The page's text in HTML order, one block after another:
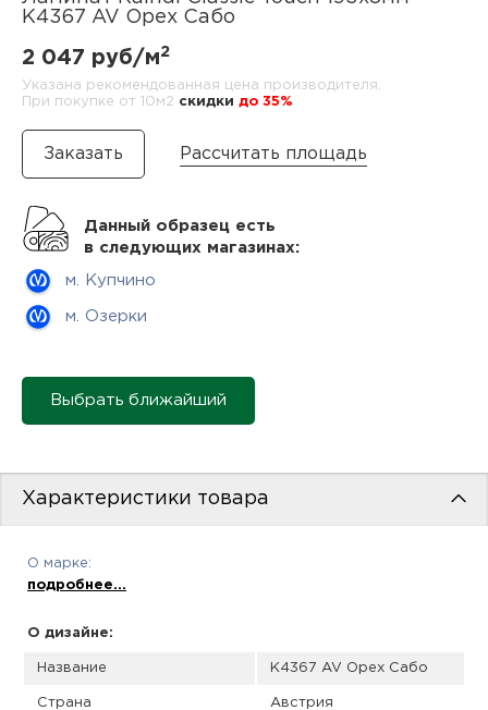
K4367 AV Орех Сабо
2 047 руб/м2
Указана рекомендованная цена производителя.
При покупке от 10м2 cкидки до 35%
Рассчитать площадь
Данный образец есть
в следующих магазинах:
м. Купчино
м. Озерки
Выбрать ближайший
Характеристики товара
О марке:
подробнее...
О дизайне:
Название K4367 AV Орех Сабо
Страна Австрия